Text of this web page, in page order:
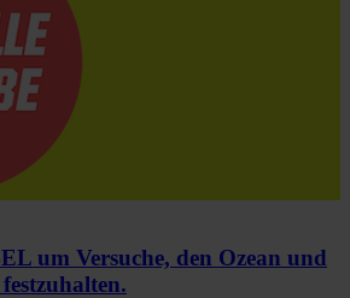
um Versuche, den Ozean und